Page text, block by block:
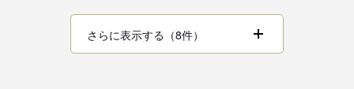
さらに表示する（8件）